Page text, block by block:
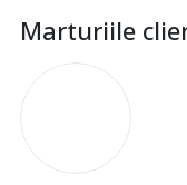
Marturiile